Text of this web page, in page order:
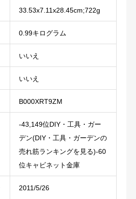
‎33.53x7.11x28.45cm;722g
‎0.99キログラム
‎いいえ
‎いいえ
B000XRT9ZM
-43,149位DIY・工具・ガー
デン(DIY・工具・ガーデンの
売れ筋ランキングを見る)-60
位キャビネット金庫
2011/5/26